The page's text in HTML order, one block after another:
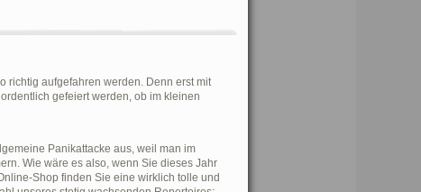
richtig aufgefahren werden. Denn erst mit
gefeiert werden, ob im kleinen
Panikattacke aus, weil man im
Wie wäre es also, wenn Sie dieses Jahr
Shop finden Sie eine wirklich tolle und